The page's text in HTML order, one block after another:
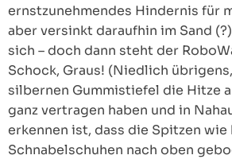
ernstzunehmendes Hindernis für
aber versinkt daraufhin im Sand
sich – doch dann steht der
Schock, Graus! (Niedlich
silbernen Gummistiefel die Hitze
ganz vertragen haben und in
erkennen ist, dass die Spitzen wie
Schnabelschuhen nach oben